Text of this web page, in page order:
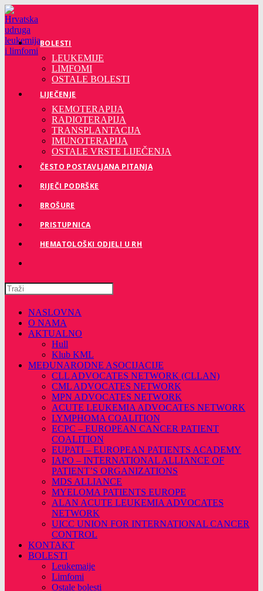
Preskoči
na
sadržaj
BOLESTI
LEUKEMIJE
LIMFOMI
OSTALE BOLESTI
LIJEČENJE
KEMOTERAPIJA
RADIOTERAPIJA
TRANSPLANTACIJA
IMUNOTERAPIJA
OSTALE VRSTE LIJEČENJA
ČESTO POSTAVLJANA PITANJA
RIJEČI PODRŠKE
BROŠURE
PRISTUPNICA
HEMATOLOŠKI ODJELI U RH
Pretražite
ovu
stranicu
NASLOVNA
O NAMA
AKTUALNO
Hull
Klub KML
MEĐUNARODNE ASOCIJACIJE
CLL ADVOCATES NETWORK (CLLAN)
CML ADVOCATES NETWORK
MPN ADVOCATES NETWORK
ACUTE LEUKEMIA ADVOCATES NETWORK
LYMPHOMA COALITION
ECPC – EUROPEAN CANCER PATIENT
COALITION
EUPATI – EUROPEAN PATIENTS ACADEMY
IAPO – INTERNATIONAL ALLIANCE OF
PATIENT’S ORGANIZATIONS
MDS ALLIANCE
MYELOMA PATIENTS EUROPE
ALAN ACUTE LEUKEMIA ADVOCATES
NETWORK
UICC UNION FOR INTERNATIONAL CANCER
CONTROL
KONTAKT
BOLESTI
Leukemaije
Limfomi
Ostale bolesti